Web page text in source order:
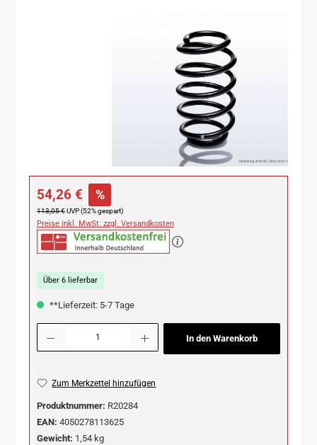
Verkaufspreis:
54,26 € %
Regulärer Preis:
113,05 €UVP (52% gespart)
Preise inkl. MwSt. zzgl. Versandkosten
Über 6 lieferbar
**Lieferzeit: 5-7 Tage
Produkt Anzahl: Gib den gewünschten Wert ein oder benutze die Schaltflächen
In den Warenkorb
Zum Merkzettel hinzufügen
Produktnummer: R20284
EAN: 4050278113625
Gewicht: 1,54 kg